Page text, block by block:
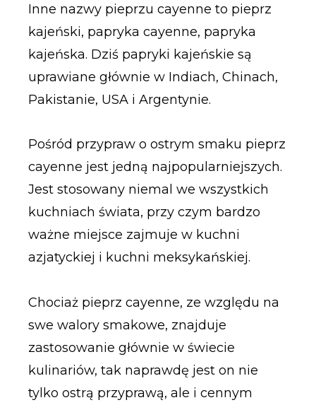
Inne nazwy pieprzu cayenne to pieprz
kajeński, papryka cayenne, papryka
kajeńska. Dziś papryki kajeńskie są
uprawiane głównie w Indiach, Chinach,
Pakistanie, USA i Argentynie.
Pośród przypraw o ostrym smaku pieprz
cayenne jest jedną najpopularniejszych.
Jest stosowany niemal we wszystkich
kuchniach świata, przy czym bardzo
ważne miejsce zajmuje w kuchni
azjatyckiej i kuchni meksykańskiej.
Chociaż pieprz cayenne, ze względu na
swe walory smakowe, znajduje
zastosowanie głównie w świecie
kulinariów, tak naprawdę jest on nie
tylko ostrą przyprawą, ale i cennym